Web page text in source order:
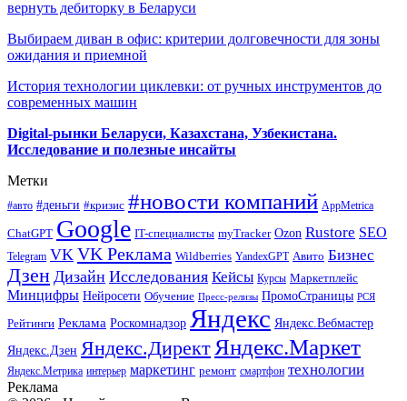
вернуть дебиторку в Беларуси
Выбираем диван в офис: критерии долговечности для зоны
ожидания и приемной
История технологии циклевки: от ручных инструментов до
современных машин
Digital-рынки Беларуси, Казахстана, Узбекистана.
Исследование и полезные инсайты
Метки
#авто #деньги #кризис #новости компаний AppMetrica
ChatGPT Google IT-специалисты myTracker Ozon Rustore SEO
Telegram VK VK Реклама Wildberries YandexGPT Авито Бизнес
Дзен Дизайн Исследования Кейсы Курсы Маркетплейс
Минцифры Нейросети Обучение Пресс-релизы ПромоСтраницы РСЯ
Рейтинги Реклама Роскомнадзор Яндекс Яндекс.Вебмастер
Яндекс.Дзен Яндекс.ДиректЯндекс.Маркет
Яндекс.Метрика интерьер маркетинг ремонт смартфон технологии
Реклама